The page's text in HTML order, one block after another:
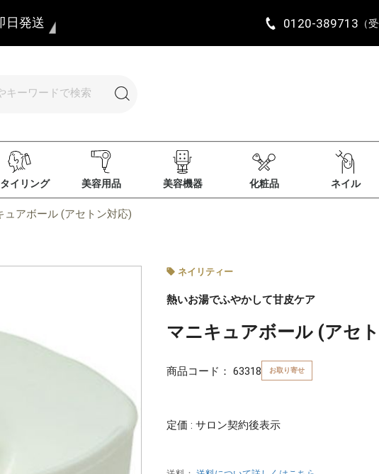
日発送 0120-389713 （
イリング 美容用品 美容機器 化粧品 ネイル
ュアボール (アセトン対応)
ネイリティー
熱いお湯でふやかして甘皮ケア
マニキュアボール (アセ
商品コード： 63318 お取り寄せ
定価 : サロン契約後表示